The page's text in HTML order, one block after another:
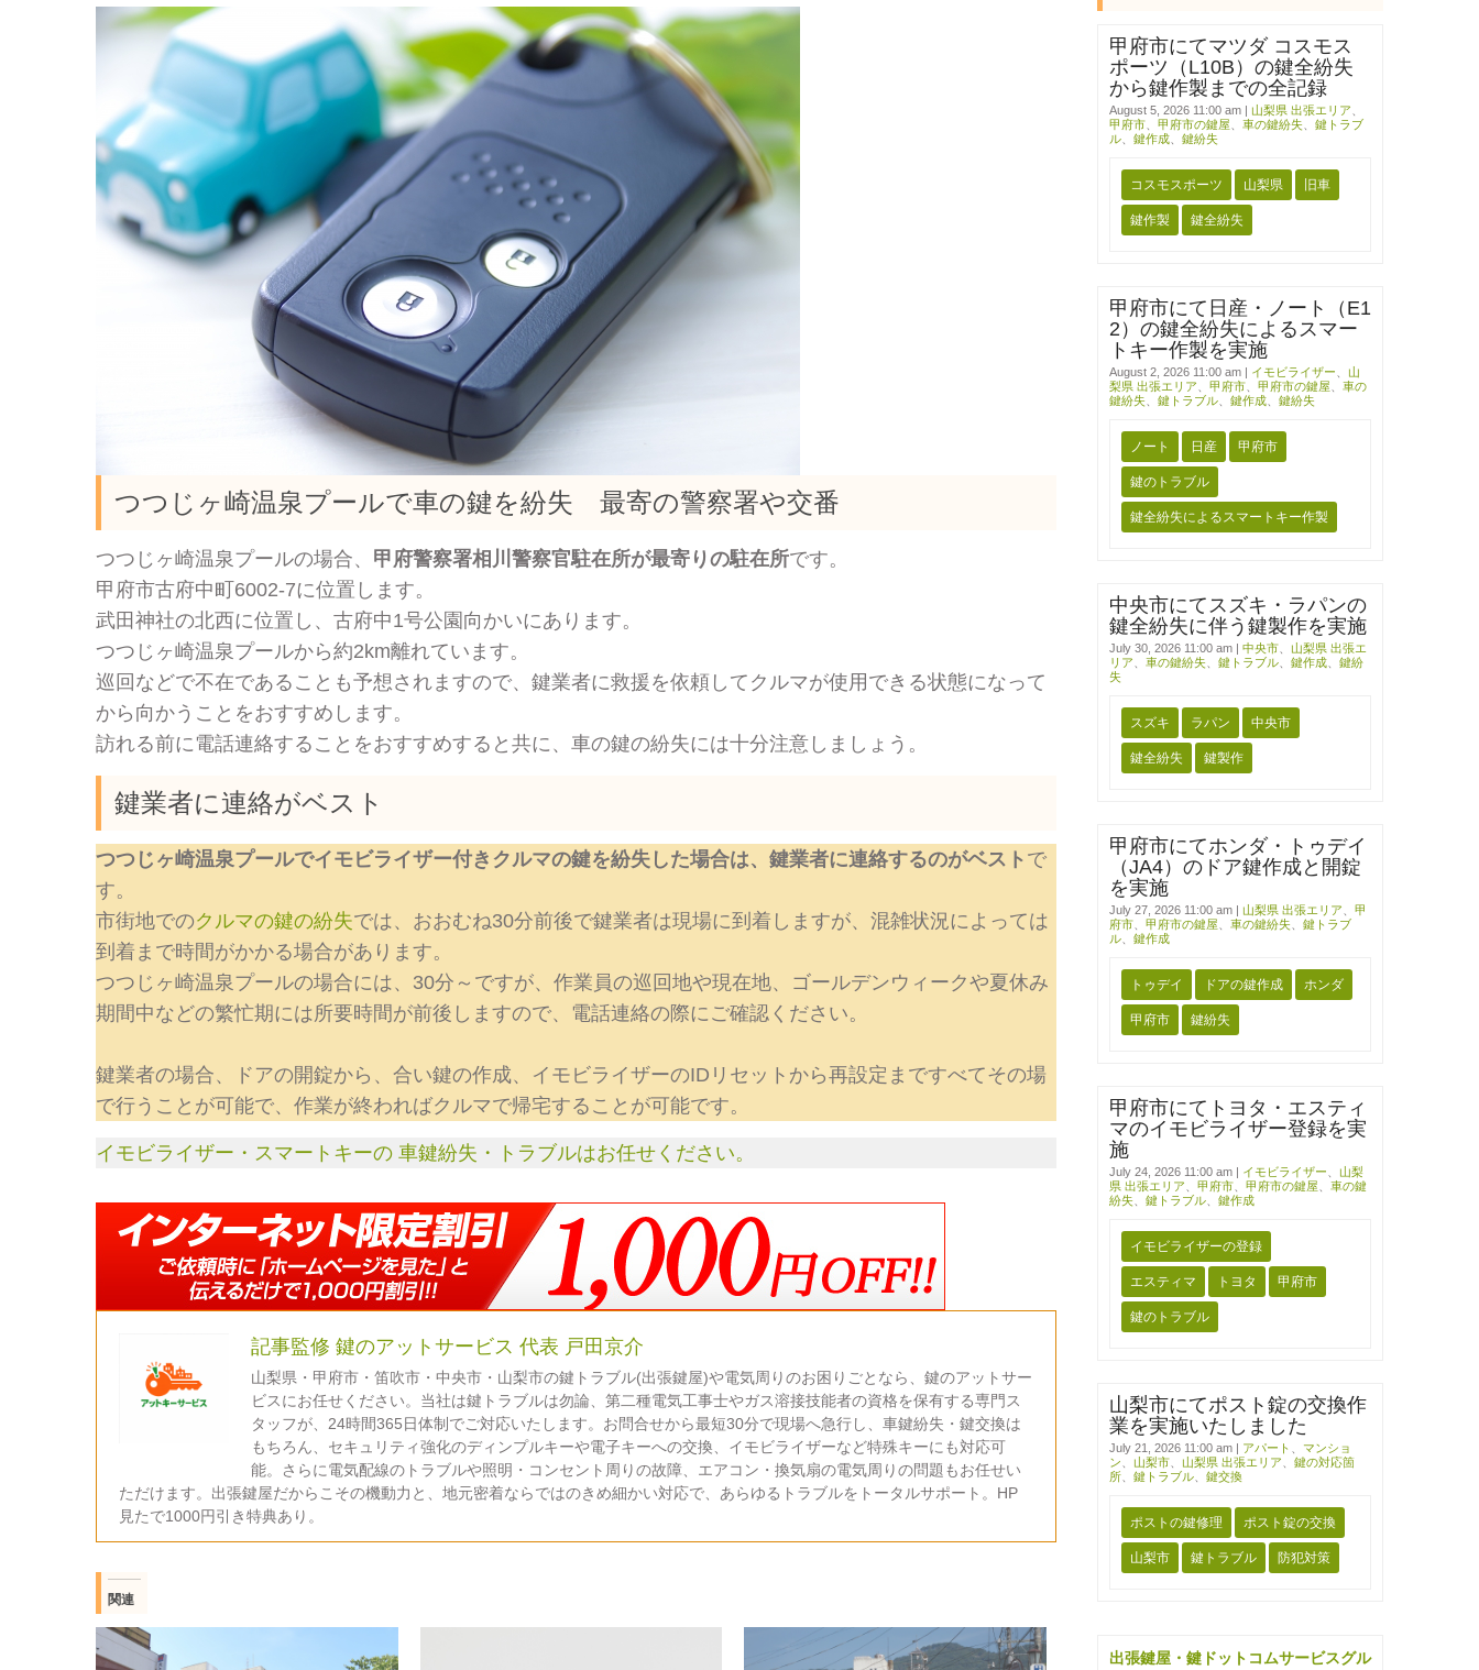
つつじヶ崎温泉プールで車の鍵を紛失 最寄の警察署や交番
つつじヶ崎温泉プールの場合、 甲府警察署相川警察官駐在所が最寄りの駐在所です。
甲府市古府中町6002-7に位置します。
武田神社の北西に位置し、古府中1号公園向かいにあります。
つつじヶ崎温泉プールから約2km離れています。
巡回などで不在であることも予想されますので、鍵業者に救援を依頼してクルマが使用できる状態になって
から向かうことをおすすめします。
訪れる前に電話連絡することをおすすめすると共に、車の鍵の紛失には十分注意しましょう。
鍵業者に連絡がベスト
つつじヶ崎温泉プールでイモビライザー付きクルマの鍵を紛失した場合は、鍵業者に連絡するのがベスト で
す。
市街地でのクルマの鍵の紛失では、おおむね30分前後で鍵業者は現場に到着しますが、混雑状況によっては
到着まで時間がかかる場合があります。
つつじヶ崎温泉プールの場合には、30分～ですが、作業員の巡回地や現在地、ゴールデンウィークや夏休み
期間中などの繁忙期には所要時間が前後しますので、電話連絡の際にご確認ください。
鍵業者の場合、ドアの開錠から、合い鍵の作成、イモビライザーのIDリセットから再設定まですべてその場
で行うことが可能で、作業が終わればクルマで帰宅することが可能です。
イモビライザー・スマートキーの 車鍵紛失・トラブルはお任せください。
記事監修 鍵のアットサービス 代表 戸田京介
山梨県・甲府市・笛吹市・中央市・山梨市の鍵トラブル(出張鍵屋)や電気周りのお困りごとなら、鍵のアットサー
ビスにお任せください。当社は鍵トラブルは勿論、第二種電気工事士やガス溶接技能者の資格を保有する専門ス
タッフが、24時間365日体制でご対応いたします。お問合せから最短30分で現場へ急行し、車鍵紛失・鍵交換は
もちろん、セキュリティ強化のディンプルキーや電子キーへの交換、イモビライザーなど特殊キーにも対応可
能。さらに電気配線のトラブルや照明・コンセント周りの故障、エアコン・換気扇の電気周りの問題もお任せい
ただけます。出張鍵屋だからこその機動力と、地元密着ならではのきめ細かい対応で、あらゆるトラブルをトータルサポート。HP
見たで1000円引き特典あり。
関連
甲府市にてマツダ コスモス
ポーツ（L10B）の鍵全紛失
から鍵作製までの全記録
August 5, 2026 11:00 am| 山梨県 出張エリア
甲府市、 甲府市の鍵屋 車の鍵紛失、 鍵トラブ
ル、 鍵作成、 鍵紛失
コスモスポーツ 山梨県 旧車
鍵作製 鍵全紛失
甲府市にて日産・ノート（E1
2）の鍵全紛失によるスマー
トキー作製を実施
August 2, 2026 11:00 am| イモビライザー
山
梨県 出張エリア
甲府市、 甲府市の鍵屋
車の
鍵紛失、 鍵トラブル、 鍵作成、 鍵紛失
ノート 日産 甲府市
鍵のトラブル
鍵全紛失によるスマートキー作製
中央市にてスズキ・ラパンの
鍵全紛失に伴う鍵製作を実施
July 30, 2026 11:00 am| 中央市、 山梨県 出張エ
リア
車の鍵紛失、 鍵トラブル、 鍵作成、 鍵紛
失
スズキ ラパン 中央市
鍵全紛失 鍵製作
甲府市にてホンダ・トゥデイ
（JA4）のドア鍵作成と開錠
を実施
July 27, 2026 11:00 am| 山梨県 出張エリア
甲
府市、 甲府市の鍵屋 車の鍵紛失、 鍵トラブ
ル、 鍵作成
トゥデイ ドアの鍵作成 ホンダ
甲府市 鍵紛失
甲府市にてトヨタ・エスティ
マのイモビライザー登録を実
施
July 24, 2026 11:00 am| イモビライザー
山梨
県 出張エリア
甲府市、 甲府市の鍵屋
車の鍵
紛失、 鍵トラブル、 鍵作成
イモビライザーの登録
エスティマ トヨタ 甲府市
鍵のトラブル
山梨市にてポスト錠の交換作
業を実施いたしました
July 21, 2026 11:00 am| アパート
マンショ
ン
山梨市、 山梨県 出張エリア
鍵の対応箇
所、 鍵トラブル、 鍵交換
ポストの鍵修理 ポスト錠の交換
山梨市 鍵トラブル 防犯対策
出張鍵屋・鍵ドットコムサービスグル